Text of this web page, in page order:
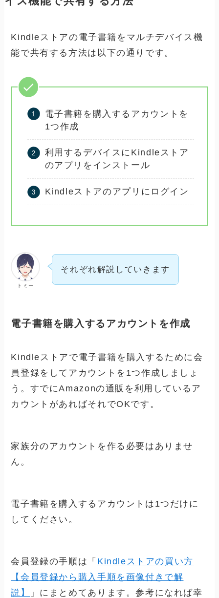
Kindleストアの電子書籍をマルチデバイス機
能で共有する方法は以下の通りです。
電子書籍を購入するアカウントを
1つ作成
利用するデバイスにKindleストア
のアプリをインストール
Kindleストアのアプリにログイン
トミー
それぞれ解説していきます
電子書籍を購入するアカウントを作成
Kindleストアで電子書籍を購入するために会
員登録をしてアカウントを1つ作成しましょ
う。すでにAmazonの通販を利用しているア
カウントがあればそれでOKです。
家族分のアカウントを作る必要はありませ
ん。
電子書籍を購入するアカウントは1つだけに
してください。
会員登録の手順は「 Kindleストアの買い方
【会員登録から購入手順を画像付きで解
説】
」にまとめてあります。参考になれば幸